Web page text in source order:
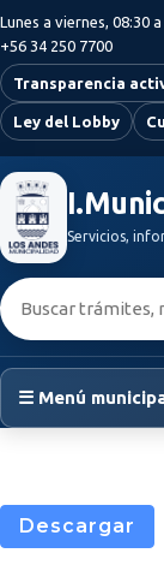
Saltar al contenido
Lunes a viernes, 08:30
+56 34 250 7700
Transparencia
Ley del Lobby
Servicios,
Buscar:
☰ Menú
Descargar